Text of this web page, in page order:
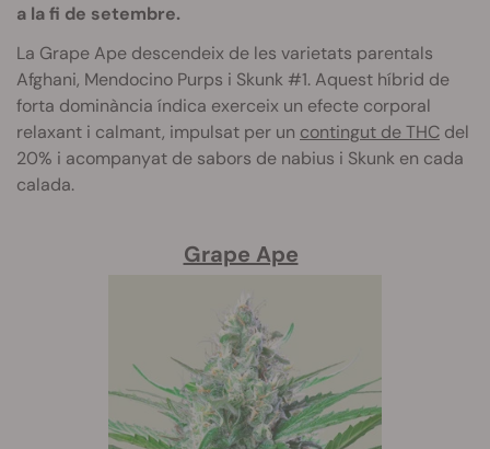
a la fi de setembre.
La Grape Ape descendeix de les varietats parentals
Afghani, Mendocino Purps i Skunk #1. Aquest híbrid de
forta dominància índica exerceix un efecte corporal
relaxant i calmant, impulsat per un contingut de THC del
20% i acompanyat de sabors de nabius i Skunk en cada
calada.
Grape Ape